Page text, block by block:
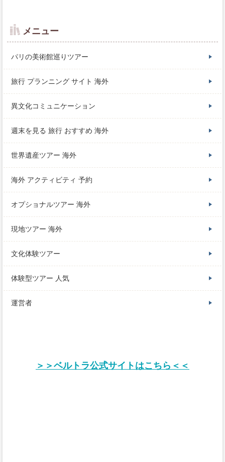
メニュー
パリの美術館巡りツアー
旅行 プランニング サイト 海外
異文化コミュニケーション
週末を見る 旅行 おすすめ 海外
世界遺産ツアー 海外
海外 アクティビティ 予約
オプショナルツアー 海外
現地ツアー 海外
文化体験ツアー
体験型ツアー 人気
運営者
＞＞ベルトラ公式サイトはこちら＜＜